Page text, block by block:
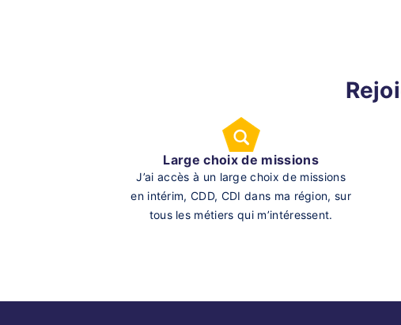
Large choix de missions
J’ai accès à un large choix de missions
en intérim, CDD, CDI dans ma région, sur
tous les métiers qui m’intéressent.